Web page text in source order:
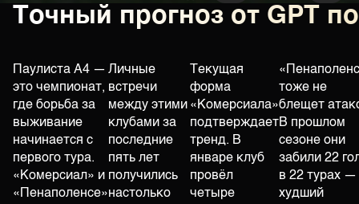
Точный прогноз от GPT
Паулиста A4 —
это чемпионат,
где борьба за
выживание
начинается с
первого тура.
«Комерсиал» и
«Пенаполенсе»
Личные
встречи
между этими
клубами за
последние
пять лет
получились
настолько
Текущая
форма
«Комерсиала»
подтверждает
тренд. В
январе клуб
провёл
четыре
тоже не
блещет
В прошлом
сезоне они
забили 22
в 22 турах —
худший